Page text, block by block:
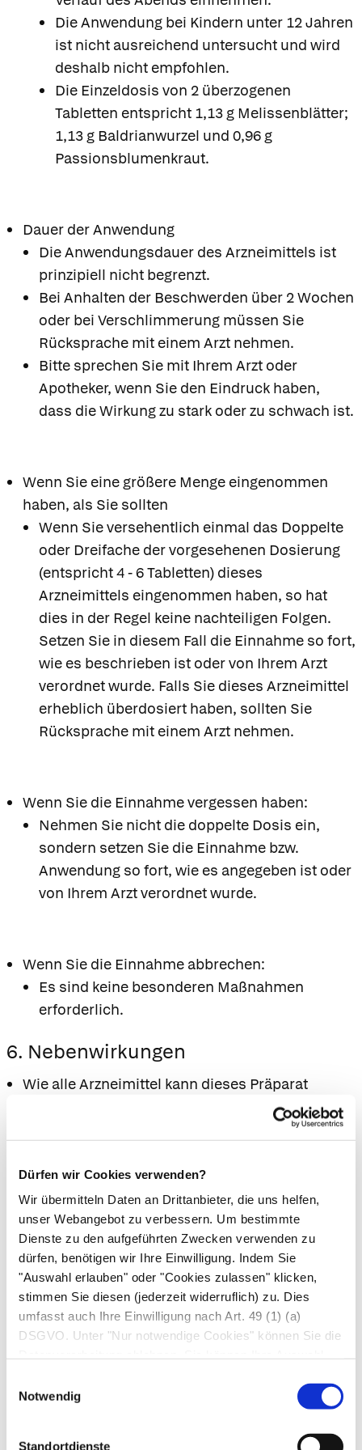
Dürfen wir Cookies verwenden?
Wir übermitteln Daten an Drittanbieter, die uns helfen,
unser Webangebot zu verbessern. Um bestimmte
Dienste zu den aufgeführten Zwecken verwenden zu
dürfen, benötigen wir Ihre Einwilligung. Indem Sie
"Auswahl erlauben" oder "Cookies zulassen" klicken,
stimmen Sie diesen (jederzeit widerruflich) zu. Dies
umfasst auch Ihre Einwilligung nach Art. 49 (1) (a)
DSGVO. Unter "Nur notwendige Cookies" können Sie die
Notwendig
Standortdienste
Die Anwendung bei Kindern unter 12 Jahren
ist nicht ausreichend untersucht und wird
deshalb nicht empfohlen.
Die Einzeldosis von 2 überzogenen
Tabletten entspricht 1,13 g Melissenblätter;
1,13 g Baldrianwurzel und 0,96 g
Passionsblumenkraut.
Dauer der Anwendung
Die Anwendungsdauer des Arzneimittels ist
prinzipiell nicht begrenzt.
Bei Anhalten der Beschwerden über 2 Wochen
oder bei Verschlimmerung müssen Sie
Rücksprache mit einem Arzt nehmen.
Bitte sprechen Sie mit Ihrem Arzt oder
Apotheker, wenn Sie den Eindruck haben,
dass die Wirkung zu stark oder zu schwach ist.
Wenn Sie eine größere Menge eingenommen
haben, als Sie sollten
Wenn Sie versehentlich einmal das Doppelte
oder Dreifache der vorgesehenen Dosierung
(entspricht 4 - 6 Tabletten) dieses
Arzneimittels eingenommen haben, so hat
dies in der Regel keine nachteiligen Folgen.
Setzen Sie in diesem Fall die Einnahme so fort,
wie es beschrieben ist oder von Ihrem Arzt
verordnet wurde. Falls Sie dieses Arzneimittel
erheblich überdosiert haben, sollten Sie
Rücksprache mit einem Arzt nehmen.
Wenn Sie die Einnahme vergessen haben:
Nehmen Sie nicht die doppelte Dosis ein,
sondern setzen Sie die Einnahme bzw.
Anwendung so fort, wie es angegeben ist oder
von Ihrem Arzt verordnet wurde.
Wenn Sie die Einnahme abbrechen:
Es sind keine besonderen Maßnahmen
erforderlich.
6. Nebenwirkungen
Wie alle Arzneimittel kann dieses Präparat
Nebenwirkungen haben, die aber nicht bei jedem
werden folgende Kategorien zugrunde gelegt:
Sehr häufig: mehr als 1 Behandelter von 10
Häufig: 1 bis 10 Behandelte von 100
Gelegentlich: 1 bis 10 Behandelte von 1.000
Selten: 1 bis 10 Behandelte von 10.000
Sehr selten: weniger als 1 Behandelter von
10.000
Nicht bekannt: Häufigkeit auf Grundlage der
verfügbaren Daten nicht abschätzbar
Magen-Darm-Beschwerden (z. B. Übelkeit und
Hauterscheinungen können auftreten.